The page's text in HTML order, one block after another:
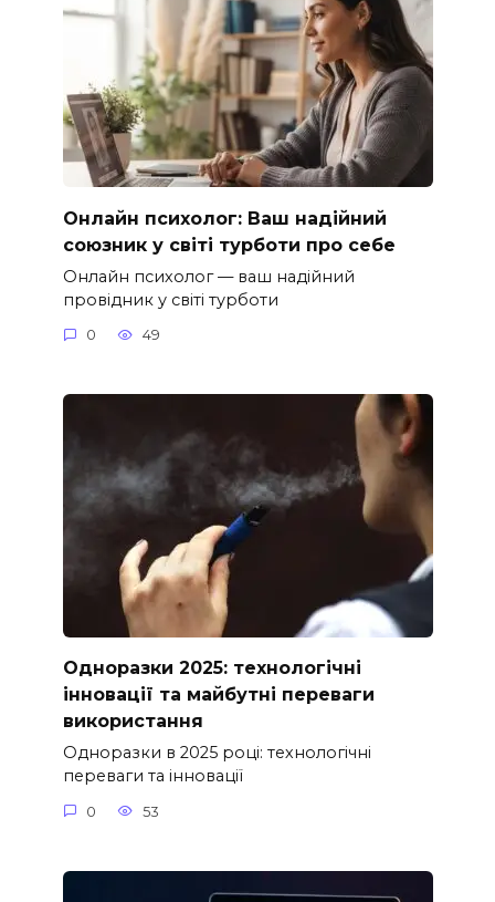
Онлайн психолог: Ваш надійний
союзник у світі турботи про себе
Онлайн психолог — ваш надійний
провідник у світі турботи
0 49
Одноразки 2025: технологічні
інновації та майбутні переваги
використання
Одноразки в 2025 році: технологічні
переваги та інновації
0 53